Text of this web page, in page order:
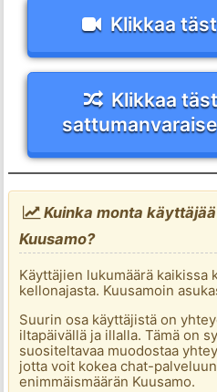
Klikkaa
Klikkaa
Kuinka monta
Kuusamo?
Käyttäjien lukumäärä kaikissa
kellonajasta. Kuusamoin
Suurin osa käyttäjistä on
iltapäivällä ja illalla. Tämä on
suositeltavaa muodostaa
jotta voit kokea chat-
enimmäismäärän Kuusamo.